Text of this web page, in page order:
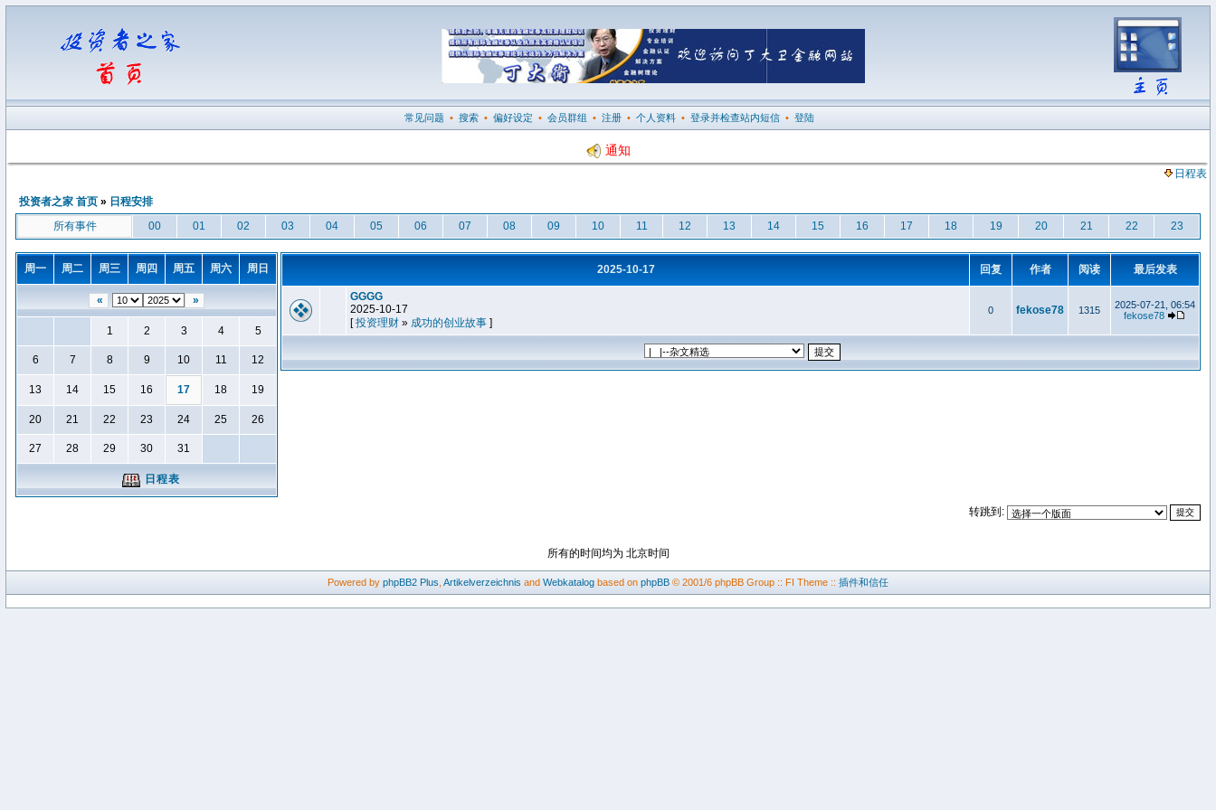
常见问题 • 搜索 • 偏好设定 • 会员群组 • 注册 • 个人资料 • 登录并检查站内短信 • 登陆
通知
日程表
投资者之家 首页 » 日程安排
所有事件
00 01 02 03 04 05 06 07 08 09 10 11 12 13 14 15 16 17 18 19 20 21 22 23
周一 周二 周三 周四 周五 周六 周日
« »
1 2 3 4 5
6 7 8 9 10 11 12
13 14 15 16 17 18 19
20 21 22 23 24 25 26
27 28 29 30 31
日程表
2025-10-17 回复 作者 阅读 最后发表
GGGG
2025-10-17
[投资理财 » 成功的创业故事 ]
0 fekose78 1315
2025-07-21, 06:54
fekose78
转跳到:
所有的时间均为 北京时间
Powered by phpBB2 Plus Artikelverzeichnis and Webkatalog based on phpBB © 2001/6 phpBB Group :: FI Theme :: 插件和信任